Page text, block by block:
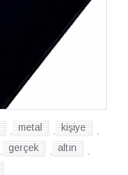
metal kişiye
gerçek altın